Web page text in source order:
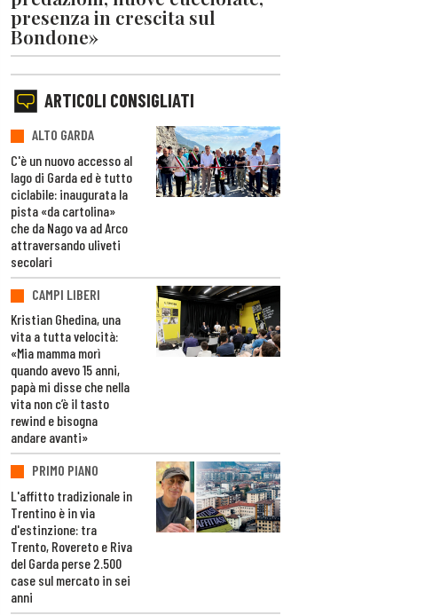
presenza in crescita sul
Bondone»
ARTICOLI CONSIGLIATI
ALTO GARDA
C'è un nuovo accesso al
lago di Garda ed è tutto
ciclabile: inaugurata la
pista «da cartolina»
che da Nago va ad Arco
attraversando uliveti
secolari
CAMPI LIBERI
Kristian Ghedina, una
vita a tutta velocità:
«Mia mamma morì
quando avevo 15 anni,
papà mi disse che nella
vita non c’è il tasto
rewind e bisogna
andare avanti»
PRIMO PIANO
L'affitto tradizionale in
Trentino è in via
d'estinzione: tra
Trento, Rovereto e Riva
del Garda perse 2.500
case sul mercato in sei
anni